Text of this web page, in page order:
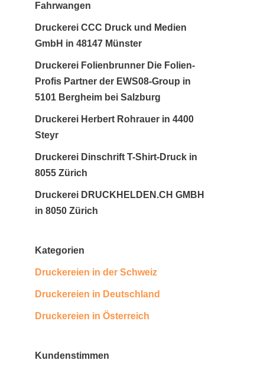
Fahrwangen
Druckerei CCC Druck und Medien
GmbH in 48147 Münster
Druckerei Folienbrunner Die Folien-
Profis Partner der EWS08-Group in
5101 Bergheim bei Salzburg
Druckerei Herbert Rohrauer in 4400
Steyr
Druckerei Dinschrift T-Shirt-Druck in
8055 Zürich
Druckerei DRUCKHELDEN.CH GMBH
in 8050 Zürich
Kategorien
Druckereien in der Schweiz
Druckereien in Deutschland
Druckereien in Österreich
Kundenstimmen